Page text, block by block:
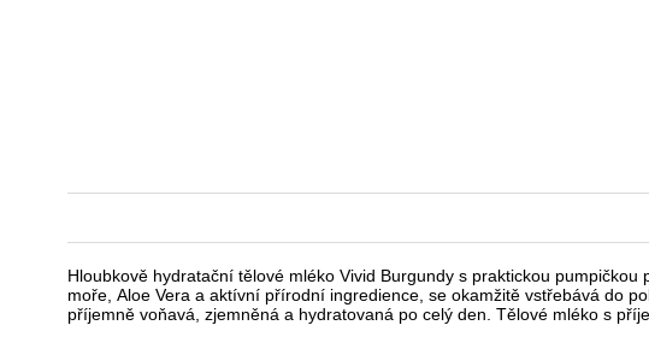
Hloubkově hydratační tělové mléko Vivid Burgundy s praktickou
moře, Aloe Vera a aktívní přírodní ingredience, se okamžitě vstřebává do
příjemně voňavá, zjemněná a hydratovaná po celý den. Tělové mléko s